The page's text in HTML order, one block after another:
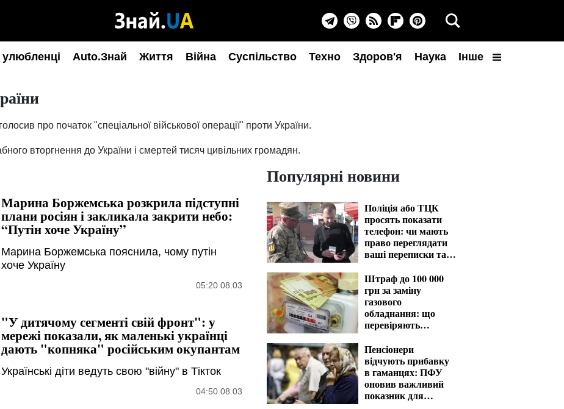
Auto.Знай Життя Війна Суспільство Техно Здоров'я Наука Інше
про початок "спеціальної військової операції" проти України.
вторгнення до України і смертей тисяч цивільних громадян.
Марина Боржемська розкрила підступні
плани росіян і закликала закрити небо:
“Путін хоче Україну”
Марина Боржемська пояснила, чому путін
хоче Україну
05:20 08.03
"У дитячому сегменті свій фронт": у
мережі показали, як маленькі українці
дають "копняка" російським окупантам
Українські діти ведуть свою "війну" в Тікток
04:50 08.03
Популярні новини
Поліція або ТЦК
просять показати
телефон: чи мають
право переглядати
ваші переписки та
Штраф до 100 000
грн за заміну
газового
обладнання: що
перевіряють
Пенсіонери
відчують прибавку
в гаманцях: ПФУ
оновив важливий
показник для